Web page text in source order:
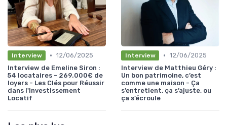
Interview • 12/06/2025
Interview de Emeline Siron :
54 locataires - 269.000€ de
loyers - Les Clés pour Réussir
dans l'Investissement
Locatif
Interview • 12/06/2025
Interview de Matthieu Géry :
Un bon patrimoine, c’est
comme une maison - Ça
s’entretient, ça s’ajuste, ou
ça s’écroule